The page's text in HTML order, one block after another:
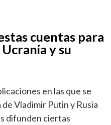
cuentas para
y su
en las que se
Vladimir Putin y Rusia
difunden ciertas